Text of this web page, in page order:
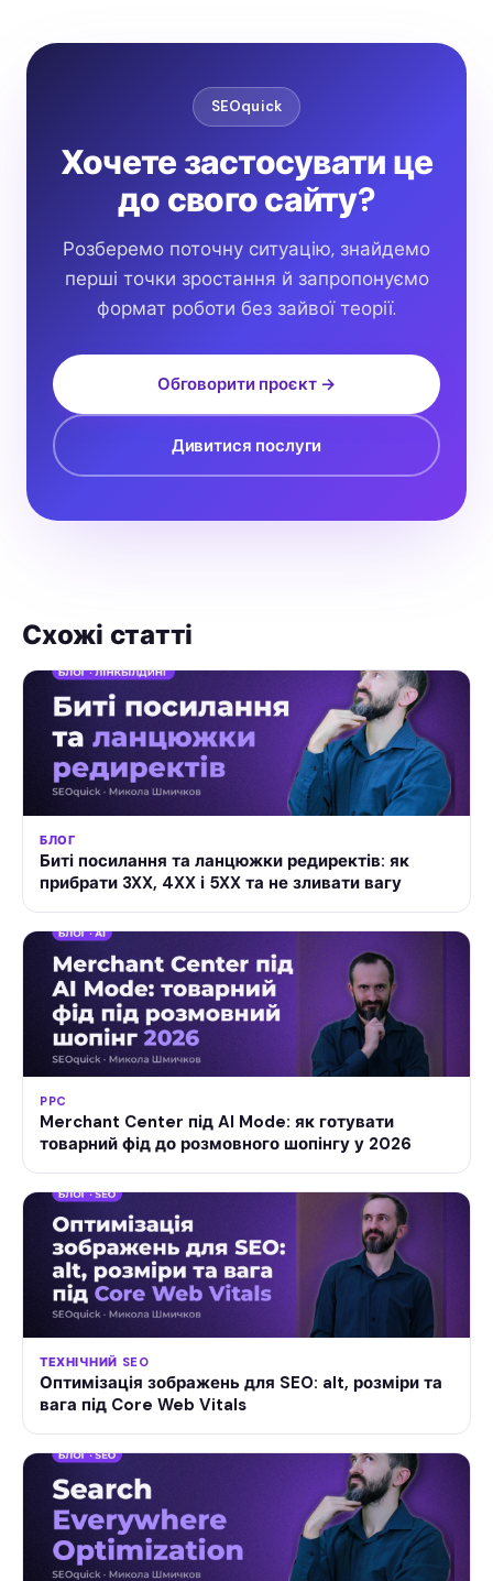
SEOquick
Хочете застосувати це
до свого сайту?
Розберемо поточну ситуацію, знайдемо
перші точки зростання й запропонуємо
формат роботи без зайвої теорії.
Обговорити проєкт →
Дивитися послуги
Схожі статті
БЛОГ
Биті посилання та ланцюжки редиректів: як
прибрати 3XX, 4XX і 5XX та не зливати вагу
PPC
Merchant Center під AI Mode: як готувати
товарний фід до розмовного шопінгу у 2026
ТЕХНІЧНИЙ SEO
Оптимізація зображень для SEO: alt, розміри та
вага під Core Web Vitals